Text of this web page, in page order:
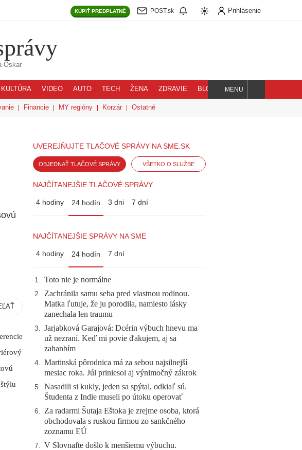
KÚPIŤ PREDPLATNÉ POST.sk Prihlásenie
Oskar
KULTÚRA VIDEO AUTO TECH ŽENA ZDRAVIE BLOG
Hľadaj
MENU
Financie MY regióny Korzár Ostatné
UVEREJŇUJTE TLAČOVÉ SPRÁVY NA SME.SK
OBJEDNAŤ TLAČOVÉ SPRÁVY VŠETKO O SLUŽBE
NAJČÍTANEJŠIE TLAČOVÉ SPRÁVY
4 hodiny 24 hodín 3 dni 7 dní
NAJČÍTANEJŠIE SPRÁVY NA SME
4 hodiny 24 hodín 7 dní
1. Toto nie je normálne
2. Zachránila samu seba pred vlastnou rodinou.
Matka ľutuje, že ju porodila, namiesto lásky
zanechala len traumu
3. Jarjabková Garajová: Dcérin výbuch hnevu ma
už nezraní. Keď mi povie ďakujem, aj sa
zahanbím
4. Martinská pôrodnica má za sebou najsilnejší
mesiac roka. Júl priniesol aj výnimočný zákrok
5. Nasadili si kukly, jeden sa spýtal, odkiaľ sú.
Študenta z Indie museli po útoku operovať
6. Za radarmi Šutaja Eštoka je zrejme osoba, ktorá
obchodovala s ruskou firmou zo sankčného
zoznamu EÚ
7. V Slovnafte došlo k menšiemu výbuchu.